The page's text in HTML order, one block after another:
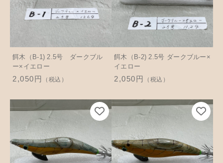
餌木（B-1) 2.5号 ダークブル
ー×イエロー
2,050円 （税込）
餌木（B-2) 2.5号 ダークブルー×
イエロー
2,050円 （税込）